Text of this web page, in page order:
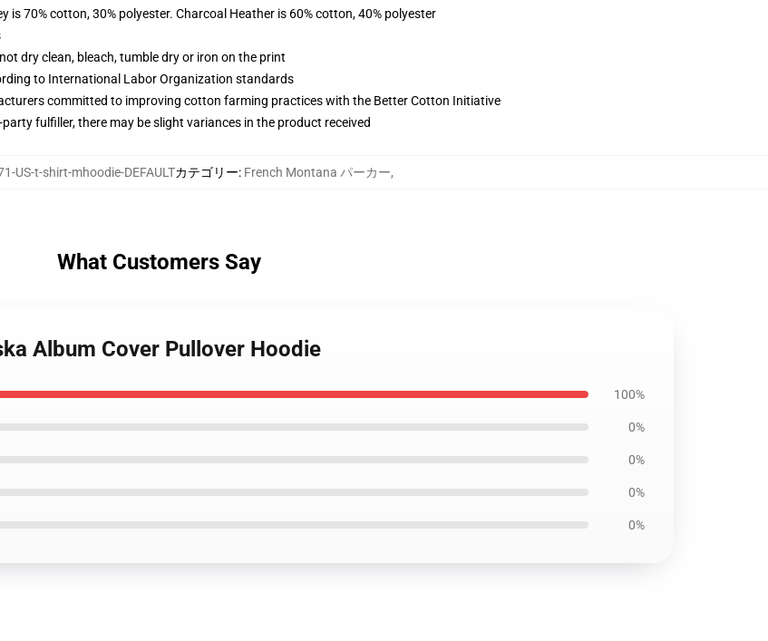
is 70% cotton, 30% polyester. Charcoal Heather is 60% cotton, 40% polyester
dry clean, bleach, tumble dry or iron on the print
to International Labor Organization standards
committed to improving cotton farming practices with the Better Cotton Initiative
fulfiller, there may be slight variances in the product received
US-t-shirt-mhoodie-DEFAULTカテゴリー: French Montana パーカー,
What Customers Say
Album Cover Pullover Hoodie
100%
0%
0%
0%
0%